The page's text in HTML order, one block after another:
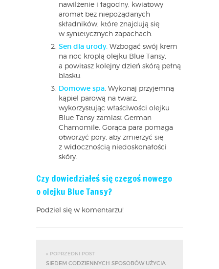
nawilżenie i łagodny, kwiatowy
aromat bez niepożądanych
składników, które znajdują się
w syntetycznych zapachach.
Sen dla urody. Wzbogać swój krem
na noc kroplą olejku Blue Tansy,
a powitasz kolejny dzień skórą pełną
blasku.
Domowe spa. Wykonaj przyjemną
kąpiel parową na twarz,
wykorzystując właściwości olejku
Blue Tansy zamiast German
Chamomile. Gorąca para pomaga
otworzyć pory, aby zmierzyć się
z widocznością niedoskonałości
skóry.
Czy dowiedziałeś się czegoś nowego
o olejku Blue Tansy?
Podziel się w komentarzu!
« POPRZEDNI POST
SIEDEM CODZIENNYCH SPOSOBÓW UŻYCIA